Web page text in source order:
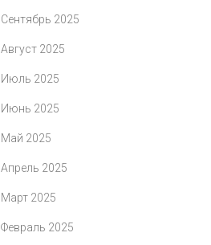
Сентябрь 2025
Август 2025
Июль 2025
Июнь 2025
Май 2025
Апрель 2025
Март 2025
Февраль 2025